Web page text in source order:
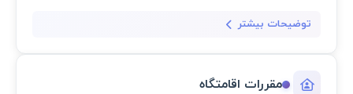
توضیحات بیشتر
مقررات اقامتگاه